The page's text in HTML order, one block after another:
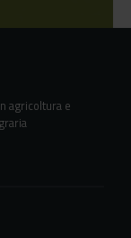
agricoltura e